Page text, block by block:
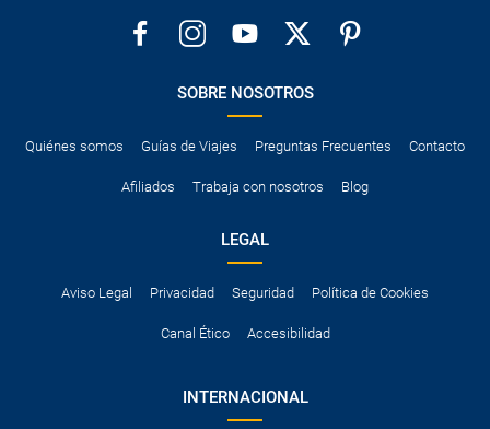
SOBRE NOSOTROS
Quiénes somos Guías de Viajes Preguntas Frecuentes Contacto
Afiliados Trabaja con nosotros Blog
LEGAL
Aviso Legal Privacidad Seguridad Política de Cookies
Canal Ético Accesibilidad
INTERNACIONAL